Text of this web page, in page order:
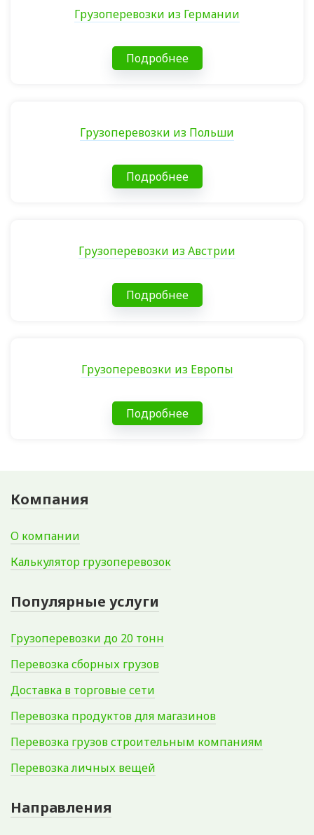
Грузоперевозки из Германии
Подробнее
Грузоперевозки из Польши
Подробнее
Грузоперевозки из Австрии
Подробнее
Грузоперевозки из Европы
Подробнее
Компания
О компании
Калькулятор грузоперевозок
Популярные услуги
Грузоперевозки до 20 тонн
Перевозка сборных грузов
Доставка в торговые сети
Перевозка продуктов для магазинов
Перевозка грузов строительным компаниям
Перевозка личных вещей
Направления